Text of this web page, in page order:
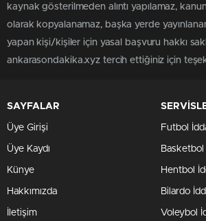
kaynak gösterilmeden alıntı yapılamaz,
olarak kopyalanamaz, başka yerde
yapan kişi/kişiler için yasal başvuru hakkı
ankarasondakika.xyz tercih ettiğiniz için
SAYFALAR
Üye Girişi
Üye Kaydı
Künye
Hakkımızda
İletişim
Futbol
Basketbol
Hentbol
Bilardo
Voleybol